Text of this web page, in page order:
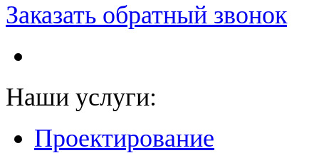
Заказать обратный звонок
Наши услуги:
Проектирование